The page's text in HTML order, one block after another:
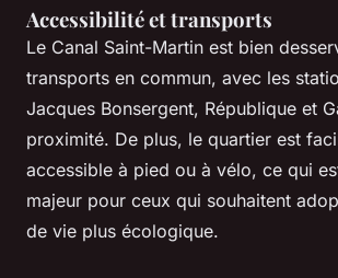
Accessibilité et transports
Le Canal Saint-Martin est bien
transports en commun, avec les
Jacques Bonsergent, République et
proximité. De plus, le quartier est
accessible à pied ou à vélo, ce qui
majeur pour ceux qui souhaitent
de vie plus écologique.